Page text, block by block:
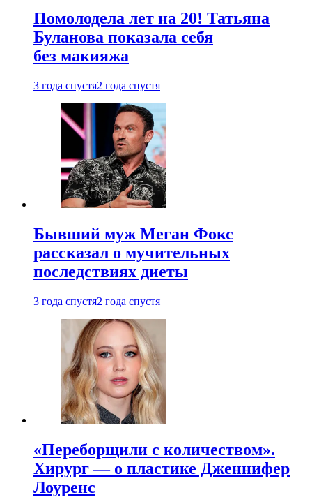
Помолодела лет на 20! Татьяна
Буланова показала себя
без макияжа
3 года спустя2 года спустя
Бывший муж Меган Фокс
рассказал о мучительных
последствиях диеты
3 года спустя2 года спустя
«Переборщили с количеством».
Хирург — о пластике Дженнифер
Лоуренс